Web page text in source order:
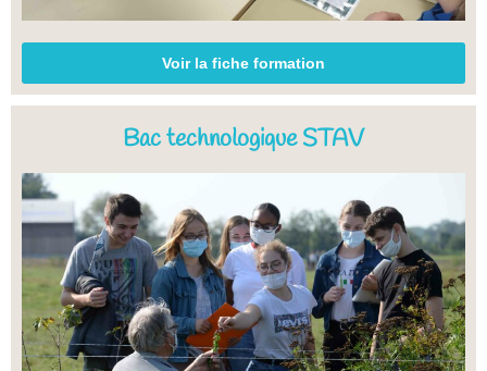
Voir la fiche formation
Bac technologique STAV